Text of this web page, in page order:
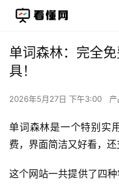
单词森林：完全
具！
2026年5月27日 下午3:00 产
单词森林是一个特别实
费，界面简洁又好看，还
这个网站一共提供了四种